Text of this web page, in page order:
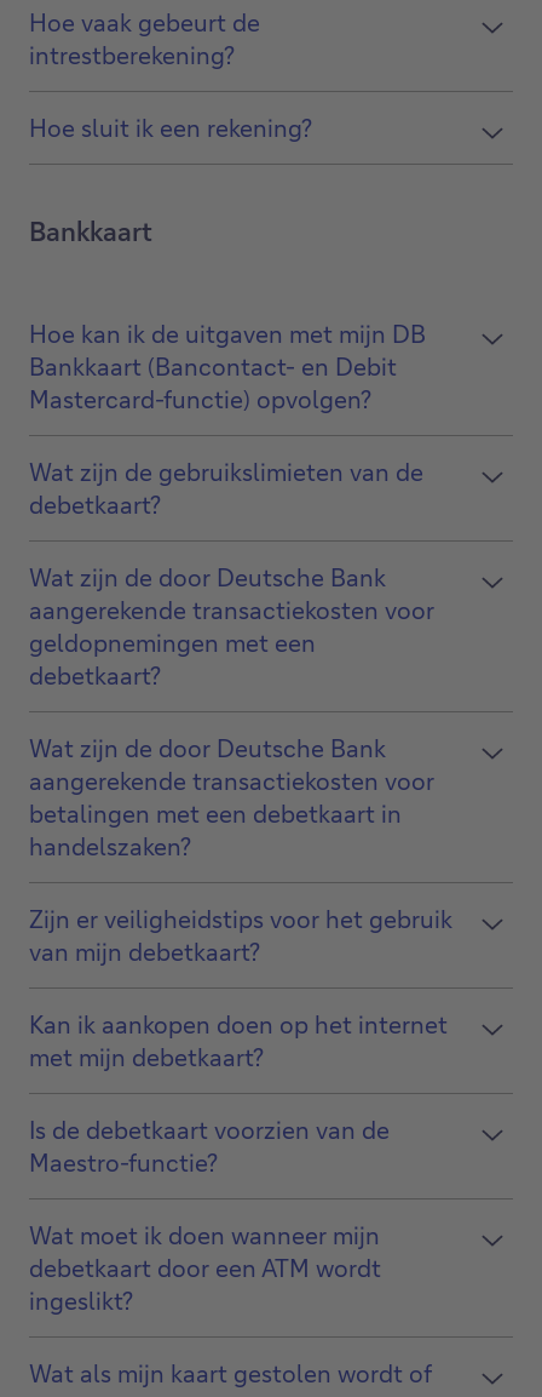
Hoe vaak gebeurt de
intrestberekening?
Hoe sluit ik een rekening?
Bankkaart
Hoe kan ik de uitgaven met mijn DB
Bankkaart (Bancontact- en Debit
Mastercard-functie) opvolgen?
Wat zijn de gebruikslimieten van de
debetkaart?
Wat zijn de door Deutsche Bank
aangerekende transactiekosten voor
geldopnemingen met een
debetkaart?
Wat zijn de door Deutsche Bank
aangerekende transactiekosten voor
betalingen met een debetkaart in
handelszaken?
Zijn er veiligheidstips voor het gebruik
van mijn debetkaart?
Kan ik aankopen doen op het internet
met mijn debetkaart?
Is de debetkaart voorzien van de
Maestro-functie?
Wat moet ik doen wanneer mijn
debetkaart door een ATM wordt
ingeslikt?
Wat als mijn kaart gestolen wordt of